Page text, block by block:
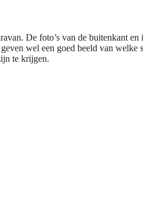
De foto’s van de buitenkant en
wel een goed beeld van welke
te krijgen.